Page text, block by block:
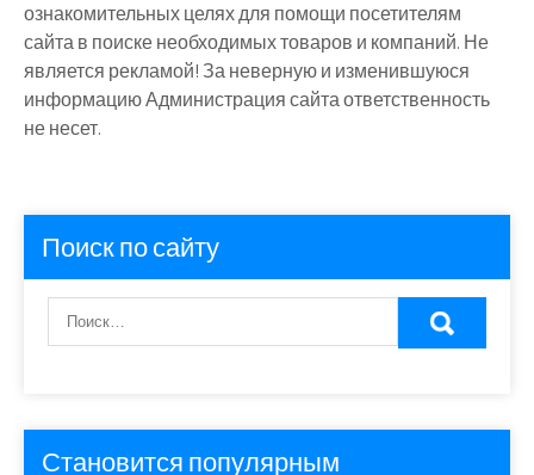
ознакомительных целях для помощи посетителям
сайта в поиске необходимых товаров и компаний. Не
является рекламой! За неверную и изменившуюся
информацию Администрация сайта ответственность
не несет.
Поиск по сайту
Становится популярным